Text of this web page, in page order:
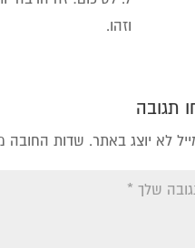
וזהו.
תגובה
לא יוצג באתר. שדות החובה